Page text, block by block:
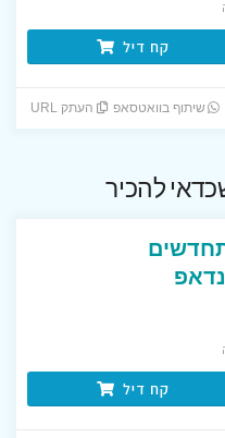
קח דיל
שיתוף בוואטסאפ העתק URL
להכיר
קח דיל